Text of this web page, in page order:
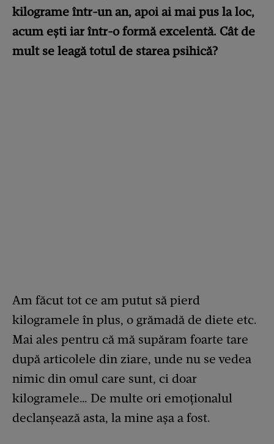
kilograme într-un an, apoi ai mai pus la loc,
acum ești iar într-o formă excelentă. Cât de
mult se leagă totul de starea psihică?
Am făcut tot ce am putut să pierd
kilogramele în plus, o grămadă de diete etc.
Mai ales pentru că mă supăram foarte tare
după articolele din ziare, unde nu se vedea
nimic din omul care sunt, ci doar
kilogramele… De multe ori emoționalul
declanșează asta, la mine așa a fost.